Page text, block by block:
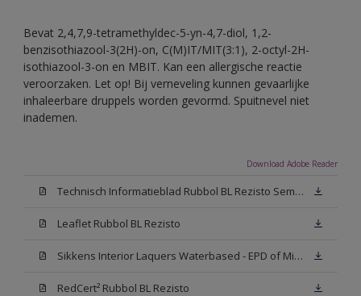
Bevat 2,4,7,9-tetramethyldec-5-yn-4,7-diol, 1,2-
benzisothiazool-3(2H)-on, C(M)IT/MIT(3:1), 2-octyl-2H-
isothiazool-3-on en MBIT. Kan een allergische reactie
veroorzaken. Let op! Bij verneveling kunnen gevaarlijke
inhaleerbare druppels worden gevormd. Spuitnevel niet
inademen.
Download Adobe Reader
Technisch Informatieblad Rubbol BL Rezisto Semi-Gloss (New Livery) (PDF)
Leaflet Rubbol BL Rezisto
Sikkens Interior Laquers Waterbased - EPD of Milieuproductverklaring
RedCert² Rubbol BL Rezisto